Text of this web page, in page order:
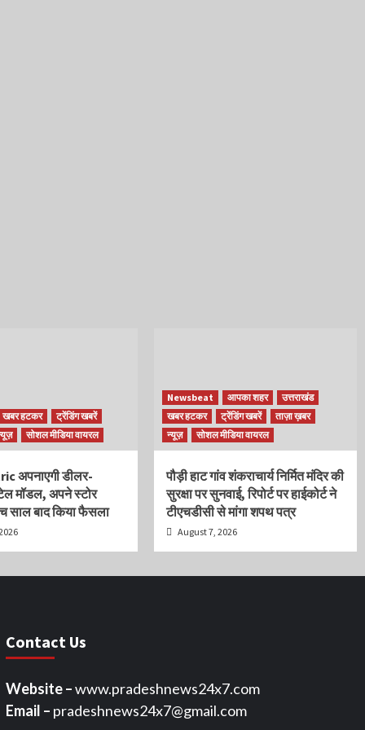
खबर हटकर
ट्रेंडिंग खबरें
सोशल मीडिया वायरल
अपनाएगी डीलर-
मॉडल, अपने स्टोर
साल बाद किया फैसला
Newsbeat आपका शहर
उत्तराखंड
खबर हटकर
ट्रेंडिंग खबरें
ताज़ा ख़बर
न्यूज़
सोशल मीडिया वायरल
पौड़ी हाट गांव शंकराचार्य निर्मित मंदिर की
सुरक्षा पर सुनवाई, रिपोर्ट पर हाईकोर्ट ने
टीएचडीसी से मांगा शपथ पत्र
August 7, 2026
Contact Us
Website –www.pradeshnews24x7.com
Email – pradeshnews24x7@gmail.com